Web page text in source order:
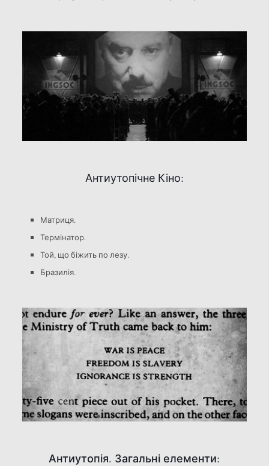
Антиутопічне Кіно:
Матриця.
Термінатор.
Той, що біжить по лезу.
Бразилія.
Антиутопія. Загальні елементи: